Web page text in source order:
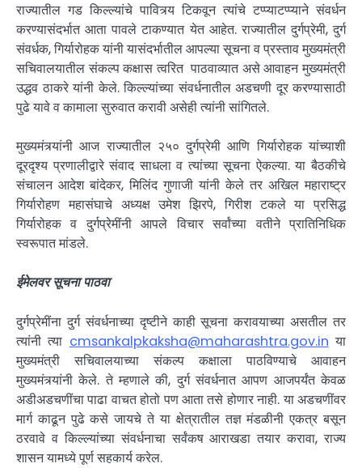
राज्यातील गड किल्ल्यांचे पावित्र्य टिकवून त्यांचे टप्प्याटप्प्याने संवर्धन
करण्यासंदर्भात आता पावले टाकण्यात येत आहेत. राज्यातील दुर्गप्रेमी, दुर्ग
संवर्धक, गिर्यारोहक यांनी यासंदर्भातील आपल्या सूचना व प्रस्ताव मुख्यमंत्री
सचिवालयातील संकल्प कक्षास त्वरित पाठवाव्यात असे आवाहन मुख्यमंत्री
उद्धव ठाकरे यांनी केले. किल्ल्यांच्या संवर्धनातील अडचणी दूर करण्यासाठी
पुढे यावे व कामाला सुरुवात करावी असेही त्यांनी सांगितले.
मुख्यमंत्र्यांनी आज राज्यातील २५० दुर्गप्रेमी आणि गिर्यारोहक यांच्याशी
दूरदृश्य प्रणालीद्वारे संवाद साधला व त्यांच्या सूचना ऐकल्या. या बैठकीचे
संचालन आदेश बांदेकर, मिलिंद गुणाजी यांनी केले तर अखिल महाराष्ट्र
गिर्यारोहण महासंघाचे अध्यक्ष उमेश झिरपे, गिरीश टकले या प्रसिद्ध
गिर्यारोहक व दुर्गप्रेमींनी आपले विचार सर्वांच्या वतीने प्रातिनिधिक
स्वरूपात मांडले.
ईमेलवर सूचना पाठवा
दुर्गप्रेमींना दुर्ग संवर्धनाच्या दृष्टीने काही सूचना करावयाच्या असतील तर
त्यांनी त्या cmsankalpkaksha@maharashtra.gov.in या
मुख्यमंत्री सचिवालयाच्या संकल्प कक्षाला पाठविण्याचे आवाहन
मुख्यमंत्र्यांनी केले. ते म्हणाले की, दुर्ग संवर्धनात आपण आजपर्यंत केवळ
अडीअडचणींचा पाढा वाचत होतो पण आता तसे होणार नाही. या अडचणींवर
मार्ग काढून पुढे कसे जायचे ते या क्षेत्रातील तज्ञ मंडळीनी एकत्र बसून
ठरवावे व किल्ल्यांच्या संवर्धनाचा सर्वंकष आराखडा तयार करावा, राज्य
शासन यामध्ये पूर्ण सहकार्य करेल.